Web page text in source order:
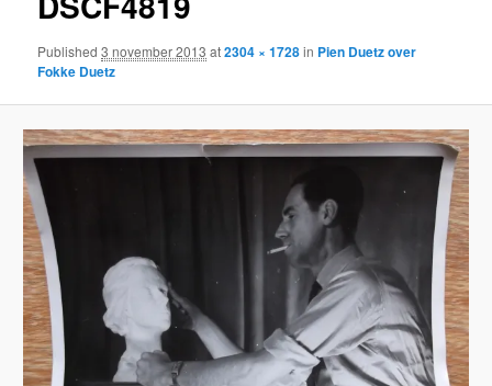
Published3 november 2013 at2304 × 1728in Pien Duetz over
Fokke Duetz